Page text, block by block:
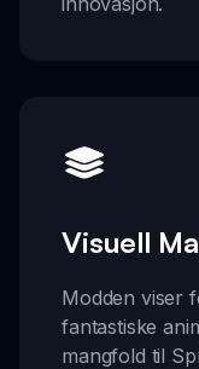
Visuell
Modden viser
fantastiske
mangfold til